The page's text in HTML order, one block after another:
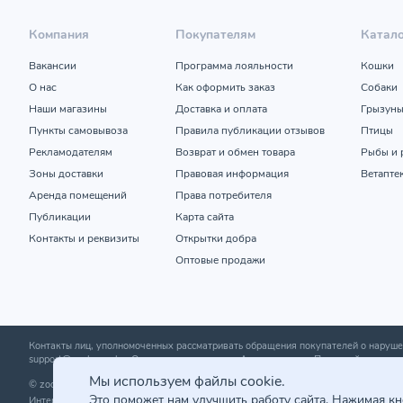
Компания
Вакансии
О нас
Наши магазины
Пункты самовывоза
Рекламодателям
Зоны доставки
Аренда помещений
Публикации
Контакты и реквизиты
Покупателям
Программа лояльности
Как оформить заказ
Доставка и оплата
Правила публикации отзывов
Возврат и обмен товара
Правовая информация
Права потребителя
Карта сайта
Открытки добра
Оптовые продажи
Кошки
Собаки
Грызуны
Птицы
Рыбы и
Контакты лиц, уполномоченных рассматривать обращения покупателей о
support@zoobazar.by; Отдел торговли и услуг Администрации Первомайского р-
© zoobazar.by 2026 | ООО «Ветзообазар», УНП 192636458 | г. Минск, пр-т
Мы используем файлы cookie.